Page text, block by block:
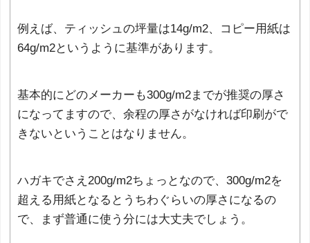
例えば、ティッシュの坪量は14g/m2、コピー用紙は
64g/m2というように基準があります。
基本的にどのメーカーも300g/m2までが推奨の厚さ
になってますので、余程の厚さがなければ印刷がで
きないということはなりません。
ハガキでさえ200g/m2ちょっとなので、300g/m2を
超える用紙となるとうちわぐらいの厚さになるの
で、まず普通に使う分には大丈夫でしょう。